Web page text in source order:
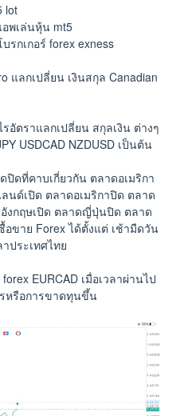
lot
อพเล่นหุ้น mt5
รกเกอร์ forex exness
แลกเปลี่ยน เงินสกุล Canadian
รอัตราแลกเปลี่ยน สกุลเงิน ต่างๆ
USDCAD NZDUSD เป็นต้น
ปิดที่คาบเกี่ยวกัน ตลาดอเมริกา
นด์เปิด ตลาดอเมริกาปิด ตลาด
งกฤษเปิด ตลาดญี่ปุ่นปิด ตลาด
อขาย Forex ได้ตั้งแต่ เช้ามืดวัน
ประเทศไทย
EURCAD เมื่อเวลาผ่านไป
หรือการขาดทุนขึ้น